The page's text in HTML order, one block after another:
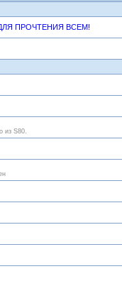
ПРОЧТЕНИЯ ВСЕМ!
из S80.